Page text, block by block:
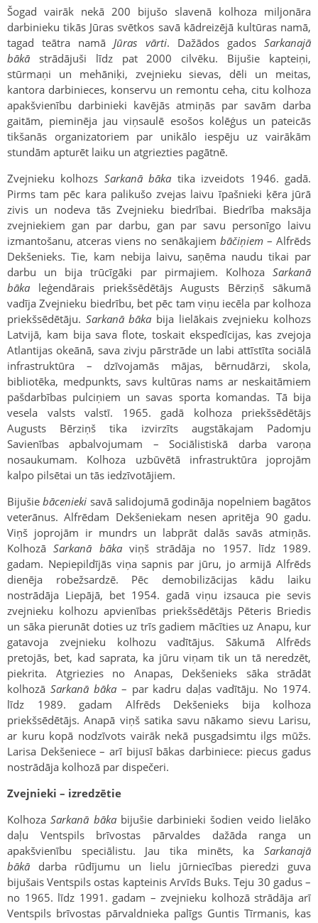
Šogad vairāk nekā 200 bijušo slavenā kolhoza miljonāra
darbinieku tikās Jūras svētkos savā kādreizējā kultūras namā,
tagad teātra namā Jūras vārti. Dažādos gadosSarkanajā
bākā strādājuši līdz pat 2000 cilvēku. Bijušie kapteiņi,
stūrmaņi un mehāniķi, zvejnieku sievas, dēli un meitas,
kantora darbinieces, konservu un remontu ceha, citu kolhoza
apakšvienību darbinieki kavējās atmiņās par savām darba
gaitām, pieminēja jau viņsaulē esošos kolēģus un pateicās
tikšanās organizatoriem par unikālo iespēju uz vairākām
stundām apturēt laiku un atgriezties pagātnē.
Zvejnieku kolhozs Sarkanā bāka tika izveidots 1946. gadā.
Pirms tam pēc kara palikušo zvejas laivu īpašnieki ķēra jūrā
zivis un nodeva tās Zvejnieku biedrībai. Biedrība maksāja
zvejniekiem gan par darbu, gan par savu personīgo laivu
izmantošanu, atceras viens no senākajiem bāčiņiem – Alfrēds
Dekšenieks. Tie, kam nebija laivu, saņēma naudu tikai par
darbu un bija trūcīgāki par pirmajiem. Kolhoza Sarkanā
bāka leģendārais priekšsēdētājs Augusts Bērziņš sākumā
vadīja Zvejnieku biedrību, bet pēc tam viņu iecēla par kolhoza
priekšsēdētāju. Sarkanā bāka bija lielākais zvejnieku kolhozs
Latvijā, kam bija sava flote, toskait ekspedīcijas, kas zvejoja
Atlantijas okeānā, sava zivju pārstrāde un labi attīstīta sociālā
infrastruktūra – dzīvojamās mājas, bērnudārzi, skola,
bibliotēka, medpunkts, savs kultūras nams ar neskaitāmiem
pašdarbības pulciņiem un savas sporta komandas. Tā bija
vesela valsts valstī. 1965. gadā kolhoza priekšsēdētājs
Augusts Bērziņš tika izvirzīts augstākajam Padomju
Savienības apbalvojumam – Sociālistiskā darba varoņa
nosaukumam. Kolhoza uzbūvētā infrastruktūra joprojām
kalpo pilsētai un tās iedzīvotājiem.
Bijušiebācenieki savā salidojumā godināja nopelniem bagātos
veterānus. Alfrēdam Dekšeniekam nesen apritēja 90 gadu.
Viņš joprojām ir mundrs un labprāt dalās savās atmiņās.
KolhozāSarkanā bākaviņš strādāja no 1957. līdz 1989.
gadam. Nepiepildījās viņa sapnis par jūru, jo armijā Alfrēds
dienēja robežsardzē. Pēc demobilizācijas kādu laiku
nostrādāja Liepājā, bet 1954. gadā viņu izsauca pie sevis
zvejnieku kolhozu apvienības priekšsēdētājs Pēteris Briedis
un sāka pierunāt doties uz trīs gadiem mācīties uz Anapu, kur
gatavoja zvejnieku kolhozu vadītājus. Sākumā Alfrēds
pretojās, bet, kad saprata, ka jūru viņam tik un tā neredzēt,
piekrita. Atgriezies no Anapas, Dekšenieks sāka strādāt
kolhozā Sarkanā bāka– par kadru daļas vadītāju. No 1974.
līdz 1989. gadam Alfrēds Dekšenieks bija kolhoza
priekšsēdētājs. Anapā viņš satika savu nākamo sievu Larisu,
ar kuru kopā nodzīvots vairāk nekā pusgadsimtu ilgs mūžs.
Larisa Dekšeniece – arī bijusī bākas darbiniece: piecus gadus
nostrādāja kolhozā par dispečeri.
Zvejnieki – izredzētie
KolhozaSarkanā bāka bijušie darbinieki šodien veido lielāko
daļu Ventspils brīvostas pārvaldes dažāda ranga un
apakšvienību speciālistu. Jau tika minēts, ka Sarkanajā
bākā darba rūdījumu un lielu jūrniecības pieredzi guva
bijušais Ventspils ostas kapteinis Arvīds Buks. Teju 30 gadus –
no 1965. līdz 1991. gadam – zvejnieku kolhozā strādāja arī
Ventspils brīvostas pārvaldnieka palīgs Guntis Tīrmanis, kas